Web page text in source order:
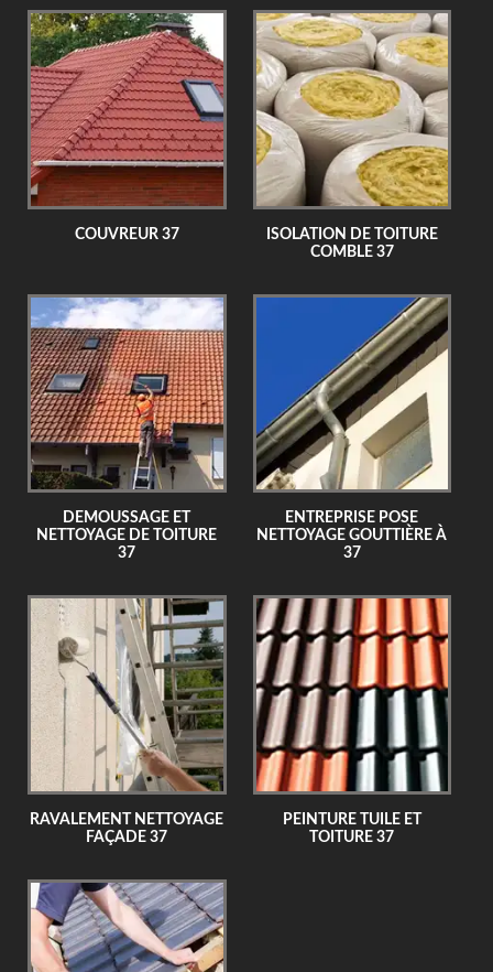
COUVREUR 37
ISOLATION DE TOITURE
COMBLE 37
DEMOUSSAGE ET
NETTOYAGE DE TOITURE
37
ENTREPRISE POSE
NETTOYAGE GOUTTIÈRE À
37
RAVALEMENT NETTOYAGE
FAÇADE 37
PEINTURE TUILE ET
TOITURE 37